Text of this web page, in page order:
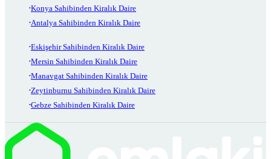
Konya Sahibinden Kiralık Daire
Antalya Sahibinden Kiralık Daire
Eskişehir Sahibinden Kiralık Daire
Mersin Sahibinden Kiralık Daire
Manavgat Sahibinden Kiralık Daire
Zeytinburnu Sahibinden Kiralık Daire
Gebze Sahibinden Kiralık Daire